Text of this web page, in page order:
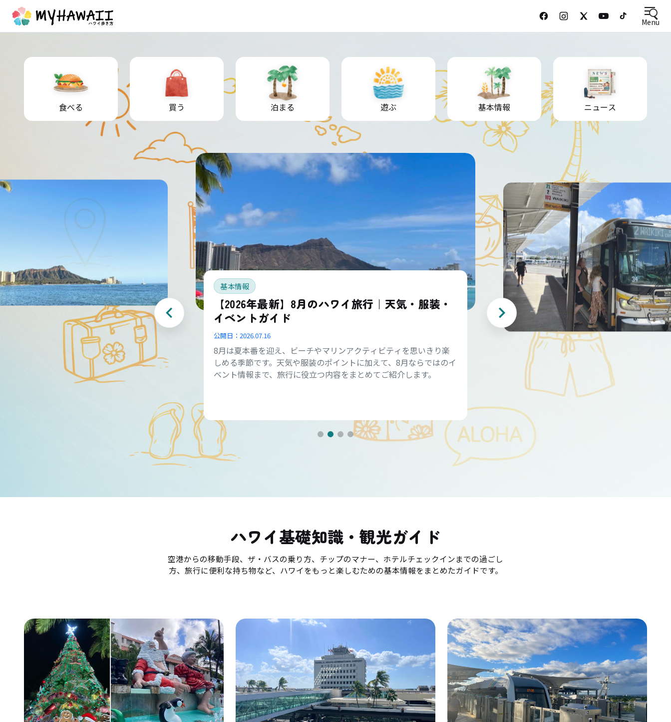
Menu
食べる 買う 泊まる 遊ぶ 基本情報 ニュース
基本情報
【2026年最新】8月のハワイ旅行｜天気・服装・
イベントガイド
公開日： 2026.07.16
8月は夏本番を迎え、ビーチやマリンアクティビティを思いきり楽
しめる季節です。天気や服装のポイントに加えて、8月ならではのイ
ベント情報まで、旅行に役立つ内容をまとめてご紹介します。
ハワイ基礎知識・観光ガイド
空港からの移動手段、ザ・バスの乗り方、チップのマナー、ホテルチェックインまでの過ごし
方、旅行に便利な持ち物など、ハワイをもっと楽しむための基本情報をまとめたガイドです。